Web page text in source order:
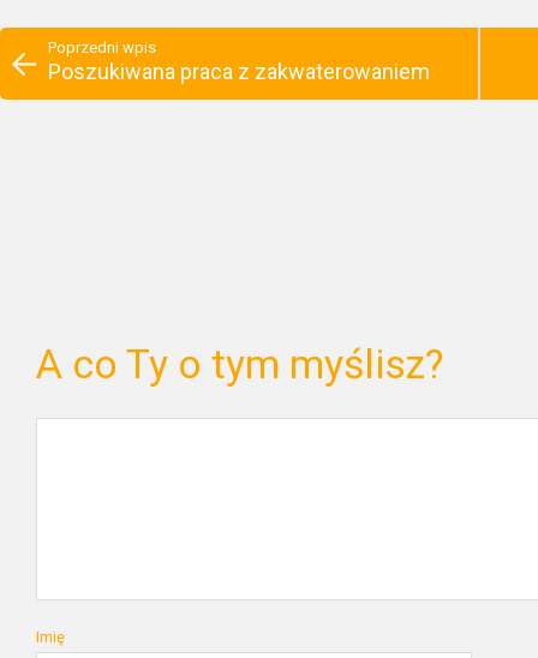
Poprzedni wpis
Poszukiwana praca z zakwaterowaniem
A co Ty o tym myślisz?
Imię